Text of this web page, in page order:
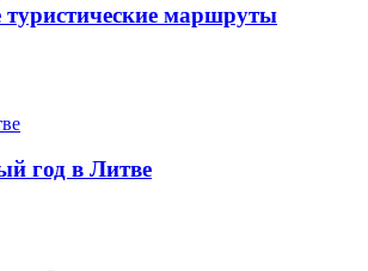
маршруты
год в Литве